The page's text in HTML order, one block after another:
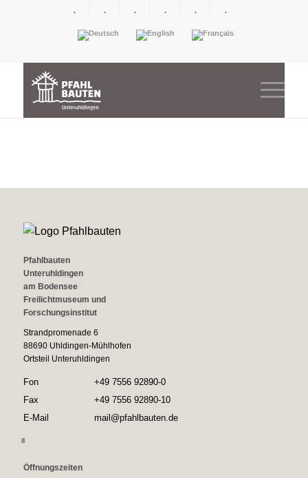
. . . . . .
Pfahlbauten
Unteruhldingen
am Bodensee
Freilichtmuseum und
Forschungsinstitut
Strandpromenade 6
88690 Uhldingen-Mühlhofen
Ortsteil Unteruhldingen
Fon
+49 7556 92890-0
Fax
+49 7556 92890-10
E-Mail
mail@pfahlbauten.de
1
2
3
4
5
6
Öffnungszeiten